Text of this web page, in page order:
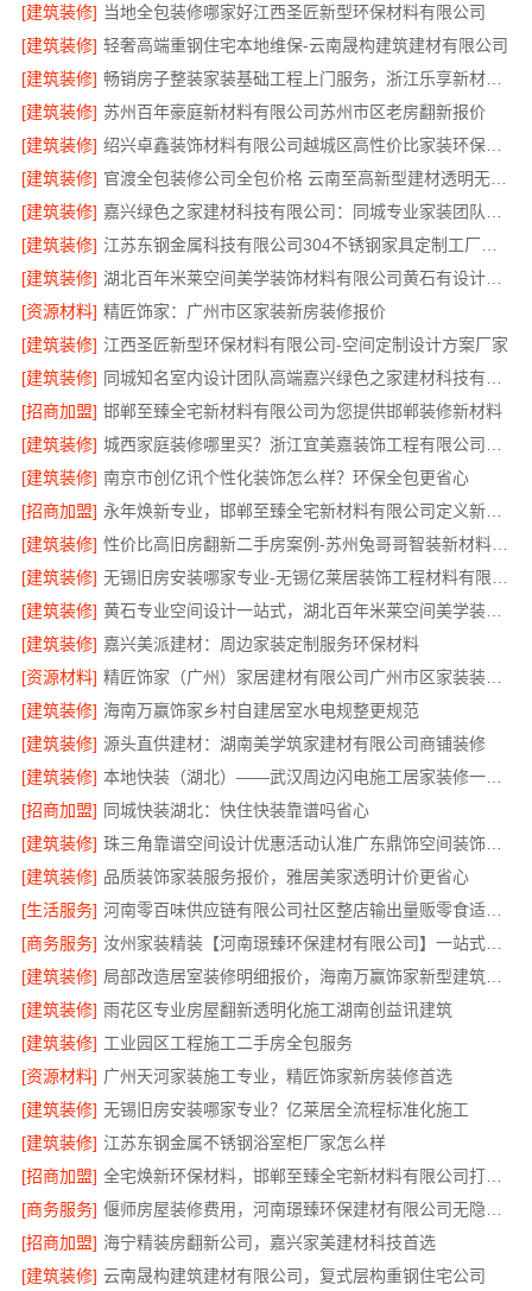
[建筑装修] 当地全包装修哪家好江西圣匠新型环保材料有限公司
[建筑装修] 轻奢高端重钢住宅本地维保-云南晟构建筑建材有限公司
[建筑装修]
畅销房子整装家装基础工程上门服务，浙江乐享新材料有限公司
[建筑装修] 苏州百年豪庭新材料有限公司苏州市区老房翻新报价
[建筑装修]
绍兴卓鑫装饰材料有限公司越城区高性价比家装环保材料
[建筑装修]
官渡全包装修公司全包价格 云南至高新型建材透明无增项
[建筑装修]
[建筑装修]
[建筑装修]
湖北百年米莱空间美学装饰材料有限公司黄石有设计感实景案例
[资源材料] 精匠饰家：广州市区家装新房装修报价
[建筑装修] 江西圣匠新型环保材料有限公司-空间定制设计方案厂家
[建筑装修]
[招商加盟] 邯郸至臻全宅新材料有限公司为您提供邯郸装修新材料
[建筑装修]
[建筑装修] 南京市创亿讯个性化装饰怎么样？环保全包更省心
[招商加盟]
永年焕新专业，邯郸至臻全宅新材料有限公司定义新一代家装体验
[建筑装修]
性价比高旧房翻新二手房案例-苏州兔哥哥智装新材料有限公司
[建筑装修]
[建筑装修]
黄石专业空间设计一站式，湖北百年米莱空间美学装饰材料有限公司
[建筑装修] 嘉兴美派建材：周边家装定制服务环保材料
[资源材料]
精匠饰家（广州）家居建材有限公司广州市区家装装修新房报价
[建筑装修] 海南万赢饰家乡村自建居室水电规整更规范
[建筑装修] 源头直供建材：湖南美学筑家建材有限公司商铺装修
[建筑装修]
本地快装（湖北）——武汉周边闪电施工居家装修一楼带院
[招商加盟] 同城快装湖北：快住快装靠谱吗省心
[建筑装修]
珠三角靠谱空间设计优惠活动认准广东鼎饰空间装饰工程有限公司
[建筑装修] 品质装饰家装服务报价，雅居美家透明计价更省心
[生活服务]
河南零百味供应链有限公司社区整店输出量贩零食适配全场景
[商务服务]
汝州家装精装【河南璟臻环保建材有限公司】一站式整体装修服务
[建筑装修]
局部改造居室装修明细报价，海南万赢饰家新型建筑材料有限公司
[建筑装修] 雨花区专业房屋翻新透明化施工湖南创益讯建筑
[建筑装修] 工业园区工程施工二手房全包服务
[资源材料] 广州天河家装施工专业，精匠饰家新房装修首选
[建筑装修] 无锡旧房安装哪家专业？亿莱居全流程标准化施工
[建筑装修] 江苏东钢金属不锈钢浴室柜厂家怎么样
[招商加盟]
全宅焕新环保材料，邯郸至臻全宅新材料有限公司打造零醛居所
[商务服务]
[招商加盟] 海宁精装房翻新公司，嘉兴家美建材科技首选
[建筑装修] 云南晟构建筑建材有限公司，复式层构重钢住宅公司